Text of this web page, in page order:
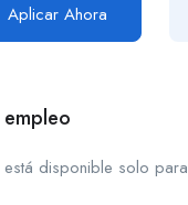
Aplicar Ahora
está disponible solo para